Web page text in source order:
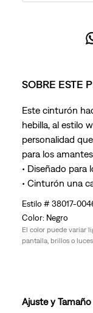
SOBRE ESTE
Este cinturón
hebilla, al estilo
personalidad
para los
• Diseñado para
• Cinturón una
38017-
Negro
El color puede variar
pantalla, brillos o
Ajuste y Tamaño